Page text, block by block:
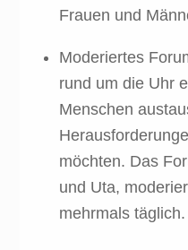
Frauen und
Moderiertes
rund um die Uhr
Menschen
möchten. Das
und Uta,
mehrmals täglich.